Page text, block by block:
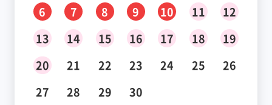
6
7 8 9 10 11
12
13
14 15 16 17 18
19
20
21 22 23 24 25
26
27
28 29 30